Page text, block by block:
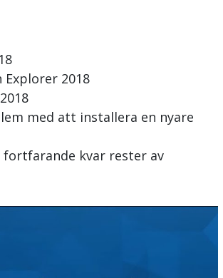
2018
med att installera en nyare
fortfarande kvar rester av